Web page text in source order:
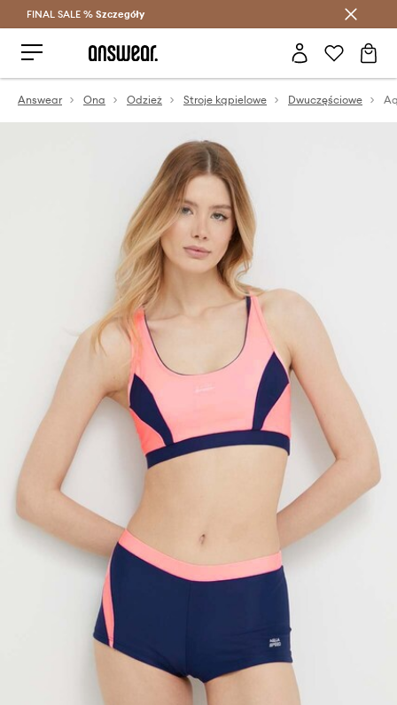
Oszczędzaj z Answear Club >
FINAL SALE % Szczegóły
Answear Ona Odzież Stroje kąpielowe Dwuczęściowe